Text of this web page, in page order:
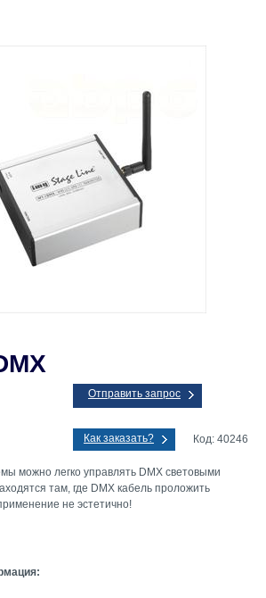
Отправить запрос
Как заказать? Код: 40246
можно легко управлять DMX световыми
там, где DMX кабель проложить
не эстетично!